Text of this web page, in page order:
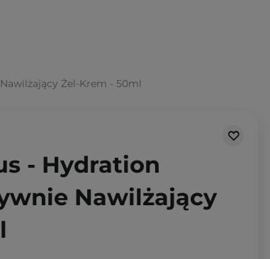
Żel-Krem - 50ml
- Hydration
Nawilżający